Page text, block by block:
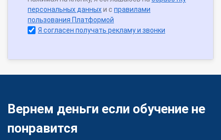
персональных данныхи с правилами
пользования Платформой
Я согласен получать рекламу и звонки
Вернем деньги если обучение не
понравится